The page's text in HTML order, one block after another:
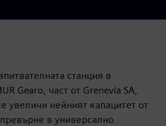
станция в
Gearo, част от Grenevia SA,
увеличи нейният капацитет от
в универсално